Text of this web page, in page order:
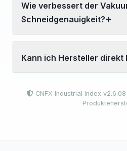
Wie verbessert der
Schneidgenauigkeit?
Kann ich Hersteller direkt
CNFX Industrial Index